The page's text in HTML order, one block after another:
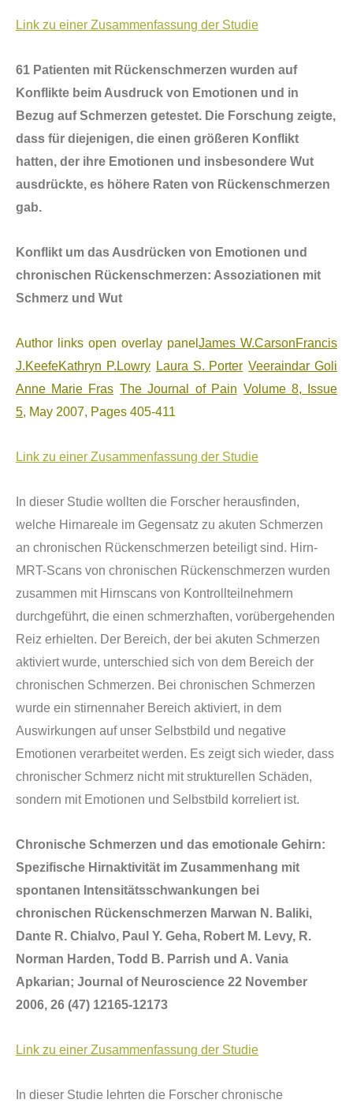
Link zu einer Zusammenfassung der Studie
61 Patienten mit Rückenschmerzen wurden auf
Konflikte beim Ausdruck von Emotionen und in
Bezug auf Schmerzen getestet. Die Forschung zeigte,
dass für diejenigen, die einen größeren Konflikt
hatten, der ihre Emotionen und insbesondere Wut
ausdrückte, es hö here Raten von Rückenschmerzen
gab.
Konflikt um das Ausdrücken von Emotionen und
chronischen Rückenschmerzen: Assoziationen mit
Schmerz und Wut
Author links open overlay panel James W.CarsonFrancis
J.KeefeKathryn P.Lowry Laura S. Porter Veeraindar Goli
Anne Marie Fras The Journal of Pain Volume 8, Issue
5, May 2007, Pages 405-411
Link zu einer Zusammenfassung der Studie
In dieser Studie wollten die Forscher herausfinden,
welche Hirnareale im Gegensatz zu akuten Schmerzen
an chronischen Rückenschmerzen beteiligt sind. Hirn-
MRT-Scans von chronischen Rückenschmerzen wurden
zusammen mit Hirnscans von Kontrollteilnehmern
durchgeführt, die einen schmerzhaften, vorübergehenden
Reiz erhielten. Der Bereich, der bei akuten Schmerzen
aktiviert wurde, unterschied sich von dem Bereich der
chronischen Schmerzen. Bei chronischen Schmerzen
wurde ein stirnennaher Bereich aktiviert, in dem
Auswirkungen auf unser Selbstbild und negative
Emotionen verarbeitet werden. Es zeigt sich wieder, dass
chronischer Schmerz nicht mit strukturellen Schäden,
sondern mit Emotionen und Selbstbild korreliert ist.
Chronische Schmerzen und das emotionale Gehirn:
Spezifische Hirnaktivität im Zusammenhang mit
spontanen Intensitätsschwankungen bei
chronischen Rückenschmerzen Marwan N. Baliki,
Dante R. Chialvo, Paul Y. Geha, Robert M. Levy, R.
Norman Harden, Todd B. Parrish und A. Vania
Apkarian; Journal of Neuroscience 22 November
2006, 26 (47) 12165-12173
Link zu einer Zusammenfassung der Studie
In dieser Studie lehrten die Forscher chronische